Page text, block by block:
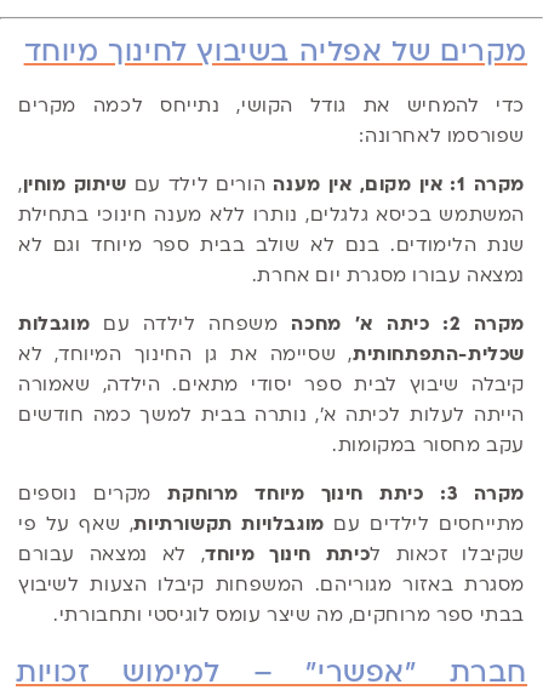
מקרים של אפליה בשיבוץ לחינוך מיוחד
כדי להמחיש את גודל הקושי, נתייחס לכמה מקרים
שפורסמו לאחרונה:
מקרה 1: אין מקום, אין מענה הורים לילד עם שיתוק מוחין,
המשתמש בכיסא גלגלים, נותרו ללא מענה חינוכי בתחילת
שנת הלימודים. בנם לא שולב בבית ספר מיוחד וגם לא
נמצאה עבורו מסגרת יום אחרת.
מקרה 2: כיתה א' מחכה משפחה לילדה עם מוגבלות
שכלית-התפתחותית, שסיימה את גן החינוך המיוחד, לא
קיבלה שיבוץ לבית ספר יסודי מתאים. הילדה, שאמורה
הייתה לעלות לכיתה א', נותרה בבית למשך כמה חודשים
עקב מחסור במקומות.
מקרה 3: כיתת חינוך מיוחד מרוחקת
מקרים נוספים
מתייחסים לילדים עם מוגבלויות תקשורתיות, שאף על פי
שקיבלו זכאות לכיתת חינוך מיוחד, לא נמצאה עבורם
מסגרת באזור מגוריהם. המשפחות קיבלו הצעות לשיבוץ
בבתי ספר מרוחקים, מה שיצר עומס לוגיסטי ותחבורתי.
חברת "אפשרי" – למימוש זכויות